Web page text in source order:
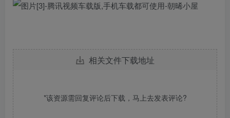
相关文件下载地址
*该资源需回复评论后下载，马上去发表评论?